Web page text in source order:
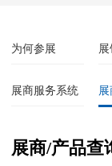
为何参展
展商服务系统
展商/产品查